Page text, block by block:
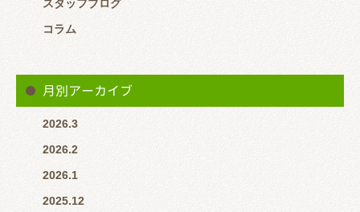
スタッフブログ
コラム
月別アーカイブ
2026.3
2026.2
2026.1
2025.12